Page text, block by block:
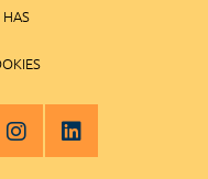
HAS